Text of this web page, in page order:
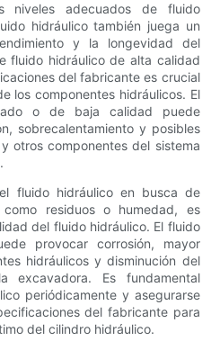
niveles adecuados de fluido
hidráulico también juega un
y la longevidad del
fluido hidráulico de alta calidad
del fabricante es crucial
los componentes hidráulicos. El
o de baja calidad puede
sobrecalentamiento y posibles
otros componentes del sistema
fluido hidráulico en busca de
residuos o humedad, es
del fluido hidráulico. El fluido
provocar corrosión, mayor
hidráulicos y disminución del
excavadora. Es fundamental
periódicamente y asegurarse
del fabricante para
del cilindro hidráulico.